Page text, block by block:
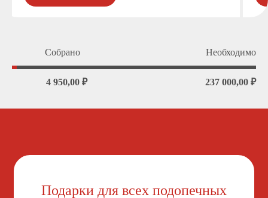
Собрано Необходимо
4 950,00 ₽ 237 000,00 ₽
Подарки для всех подопечных